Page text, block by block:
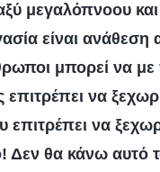
μεγαλόπνοου
είναι ανάθεση
μπορεί να
επιτρέπει να
επιτρέπει να
Δεν θα κάνω αυτό